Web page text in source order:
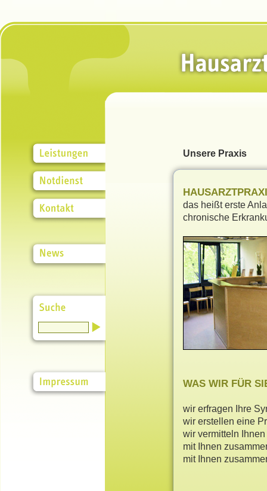
Unsere Praxis
das heißt erste
chronische
WAS WIR FÜR
wir erfragen Ihre
wir erstellen eine
wir vermitteln
mit Ihnen
mit Ihnen